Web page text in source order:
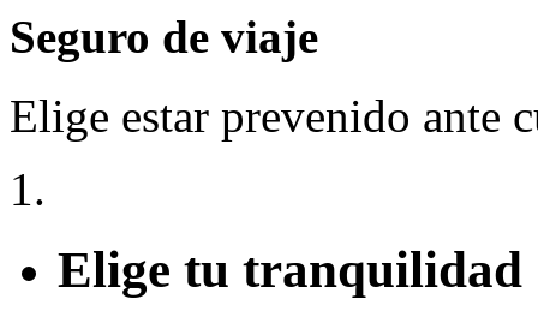
Seguro de viaje
Elige estar prevenido ante
Elige tu tranquilidad